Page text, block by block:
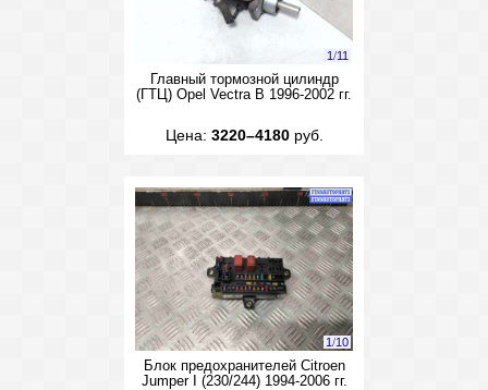
1/11
Главный тормозной цилиндр
(ГТЦ) Opel Vectra B 1996-2002 гг.
Цена: 3220–4180руб.
1/10
Блок предохранителей Citroen
Jumper I (230/244) 1994-2006 гг.